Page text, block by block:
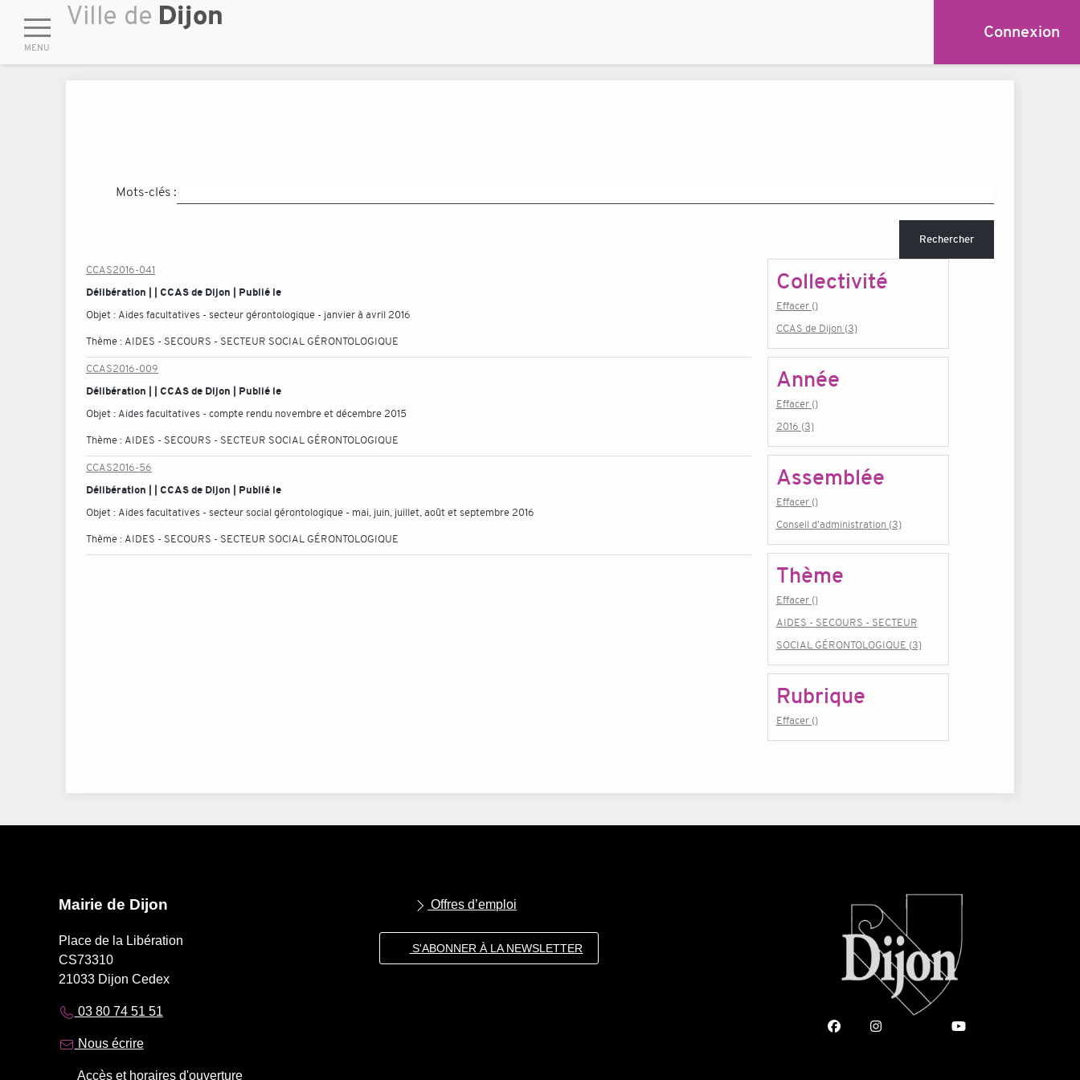
Connexion
Mots-clés :
Rechercher
CCAS2016-041
Délibération | | CCAS de Dijon | Publié le
Objet : Aides facultatives - secteur gérontologique - janvier à avril 2016
Thème : AIDES - SECOURS - SECTEUR SOCIAL GÉRONTOLOGIQUE
CCAS2016-009
Délibération | | CCAS de Dijon | Publié le
Objet : Aides facultatives - compte rendu novembre et décembre 2015
Thème : AIDES - SECOURS - SECTEUR SOCIAL GÉRONTOLOGIQUE
CCAS2016-56
Délibération | | CCAS de Dijon | Publié le
Objet : Aides facultatives - secteur social gérontologique - mai, juin, juillet, août et septembre 2016
Thème : AIDES - SECOURS - SECTEUR SOCIAL GÉRONTOLOGIQUE
Collectivité
Effacer ()
CCAS de Dijon (3)
Année
Effacer ()
2016 (3)
Assemblée
Effacer ()
Conseil d'administration (3)
Thème
Effacer ()
AIDES - SECOURS - SECTEUR
SOCIAL GÉRONTOLOGIQUE (3)
Rubrique
Effacer ()
Mairie de Dijon
Place de la Libération
CS73310
21033 Dijon Cedex
03 80 74 51 51
Nous écrire
Accès et horaires d'ouverture
Offres d’emploi
S'ABONNER À LA NEWSLETTER